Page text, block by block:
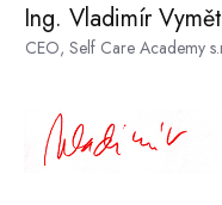
Ing. Vladimír
CEO, Self Care Academy